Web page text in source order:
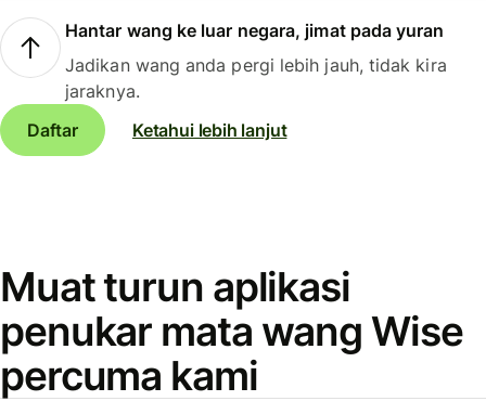
Hantar wang ke luar negara, jimat pada yuran
Jadikan wang anda pergi lebih jauh, tidak kira
jaraknya.
Daftar
Ketahui lebih lanjut
Muat turun aplikasi
penukar mata wang Wise
percuma kami